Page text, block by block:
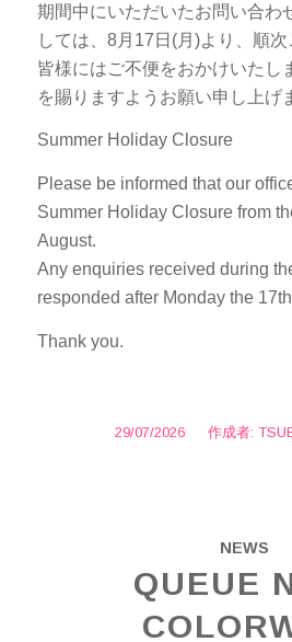
期間中にいただいたお問い合わ
しては、8月17日(月)より、順次
皆様にはご不便をおかけいたし
を賜りますようお願い申し上げ
Summer Holiday Closure
Please be informed that our
Summer Holiday Closure from
August.
Any enquiries received during
responded after Monday the
Thank you.
29/07/2026
/ 作成者:
NEWS
QUEUE